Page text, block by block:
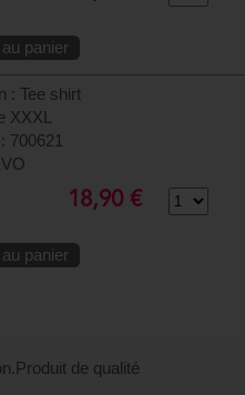
panier
: Tee shirt
XXXL
700621
18,90 €
panier
de qualité